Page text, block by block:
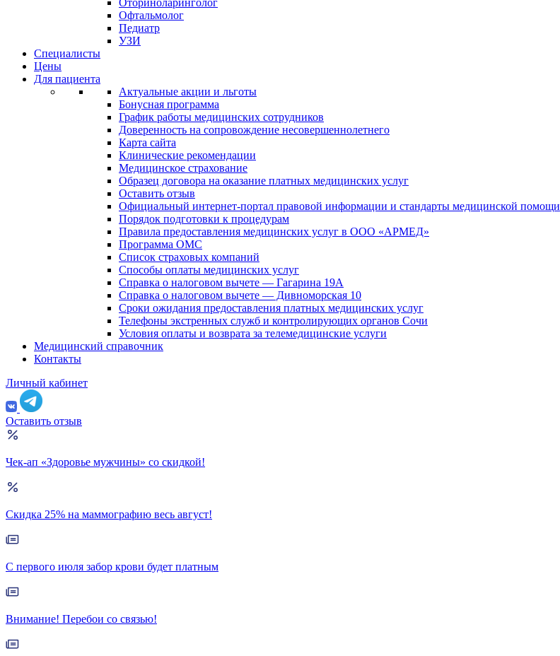
Оториноларинголог
Офтальмолог
Педиатр
УЗИ
Специалисты
Цены
Для пациента
Актуальные акции и льготы
Бонусная программа
График работы медицинских сотрудников
Доверенность на сопровождение несовершеннолетнего
Карта сайта
Клинические рекомендации
Медицинское страхование
Образец договора на оказание платных медицинских услуг
Оставить отзыв
Официальный интернет-портал правовой информации и стандарты медицинской помощи
Порядок подготовки к процедурам
Правила предоставления медицинских услуг в ООО «АРМЕД»
Программа ОМС
Список страховых компаний
Способы оплаты медицинских услуг
Справка о налоговом вычете — Гагарина 19А
Справка о налоговом вычете — Дивноморская 10
Сроки ожидания предоставления платных медицинских услуг
Телефоны экстренных служб и контролирующих органов Сочи
Условия оплаты и возврата за телемедицинские услуги
Медицинский справочник
Контакты
Личный кабинет
Оставить отзыв
Чек-ап «Здоровье мужчины» со скидкой!
Скидка 25% на маммографию весь август!
С первого июля забор крови будет платным
Внимание! Перебои со связью!